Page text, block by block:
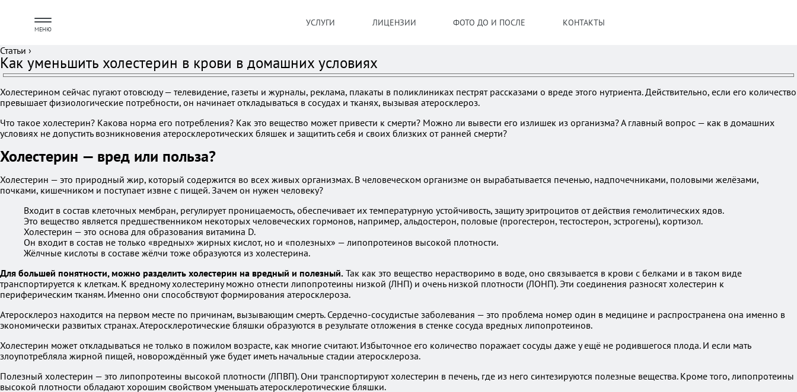
МЕНЮ
УСЛУГИ ЛИЦЕНЗИИ ФОТО ДО И ПОСЛЕ КОНТАКТЫ
Статьи ›
Как уменьшить холестерин в крови в домашних условиях
Холестерином сейчас пугают отовсюду — телевидение, газеты и журналы, реклама, плакаты в поликлиниках пестрят рассказами о вреде этого нутриента. Действительно, если его количество
превышает физиологические потребности, он начинает откладываться в сосудах и тканях, вызывая атеросклероз.
Что такое холестерин? Какова норма его потребления? Как это вещество может привести к смерти? Можно ли вывести его излишек из организма? А главный вопрос — как в домашних
условиях не допустить возникновения атеросклеротических бляшек и защитить себя и своих близких от ранней смерти?
Холестерин — вред или польза?
Холестерин — это природный жир, который содержится во всех живых организмах. В человеческом организме он вырабатывается печенью, надпочечниками, половыми желёзами,
почками, кишечником и поступает извне с пищей. Зачем он нужен человеку?
Входит в состав клеточных мембран, регулирует проницаемость, обеспечивает их температурную устойчивость, защиту эритроцитов от действия гемолитических ядов.
Это вещество является предшественником некоторых человеческих гормонов, например, альдостерон, половые (прогестерон, тестостерон, эстрогены), кортизол.
Холестерин — это основа для образования витамина D.
Он входит в состав не только «вредных» жирных кислот, но и «полезных» — липопротеинов высокой плотности.
Жёлчные кислоты в составе жёлчи тоже образуются из холестерина.
Для большей понятности, можно разделить холестерин на вредный и полезный. Так как это вещество нерастворимо в воде, оно связывается в крови с белками и в таком виде
транспортируется к клеткам. К вредному холестерину можно отнести липопротеины низкой (ЛНП) и очень низкой плотности (ЛОНП). Эти соединения разносят холестерин к
периферическим тканям. Именно они способствуют формирования атеросклероза.
Атеросклероз находится на первом месте по причинам, вызывающим смерть. Сердечно-сосудистые заболевания — это проблема номер один в медицине и распространена она именно в
экономически развитых странах. Атеросклеротические бляшки образуются в результате отложения в стенке сосуда вредных липопротеинов.
Холестерин может откладываться не только в пожилом возрасте, как многие считают. Избыточное его количество поражает сосуды даже у ещё не родившегося плода. И если мать
злоупотребляла жирной пищей, новорождённый уже будет иметь начальные стадии атеросклероза.
Полезный холестерин — это липопротеины высокой плотности (ЛПВП). Они транспортируют холестерин в печень, где из него синтезируются полезные вещества. Кроме того, липопротеины
высокой плотности обладают хорошим свойством уменьшать атеросклеротические бляшки.